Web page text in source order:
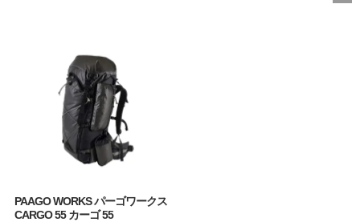
PAAGO WORKS パーゴワークス
CARGO 55 カーゴ 55